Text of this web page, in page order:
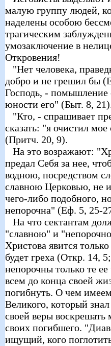
малую группу людей,
наделены особою
трагическим
умозаключение в
Откровения!
"Нет человека,
добро и не грешил бы
Господь, - помышление
юности его" (Быт. 8,
"Кто, - спрашивает
сказать: "я очистил
(Притч. 20, 9).
На это возражают:
предал Себя за нее,
водною, посредством
славною Церковью, не
чего-либо подобного,
непорочна" (Еф. 5, 25-
На что сектантам
"славною" и
Христова явится
будет греха (Откр. 14,
непорочны только те
всем до конца своей
погибнуть. О чем
Великого, который
своей веры воскрешать
своих погибшего.
ищущий, кого